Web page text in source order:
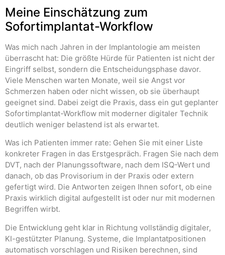
Meine Einschätzung zum
Sofortimplantat-Workflow
Was mich nach Jahren in der Implantologie am meisten
überrascht hat: Die größte Hürde für Patienten ist nicht der
Eingriff selbst, sondern die Entscheidungsphase davor.
Viele Menschen warten Monate, weil sie Angst vor
Schmerzen haben oder nicht wissen, ob sie überhaupt
geeignet sind. Dabei zeigt die Praxis, dass ein gut geplanter
Sofortimplantat-Workflow mit moderner digitaler Technik
deutlich weniger belastend ist als erwartet.
Was ich Patienten immer rate: Gehen Sie mit einer Liste
konkreter Fragen in das Erstgespräch. Fragen Sie nach dem
DVT, nach der Planungssoftware, nach dem ISQ-Wert und
danach, ob das Provisorium in der Praxis oder extern
gefertigt wird. Die Antworten zeigen Ihnen sofort, ob eine
Praxis wirklich digital aufgestellt ist oder nur mit modernen
Begriffen wirbt.
Die Entwicklung geht klar in Richtung vollständig digitaler,
KI-gestützter Planung. Systeme, die Implantatpositionen
automatisch vorschlagen und Risiken berechnen, sind